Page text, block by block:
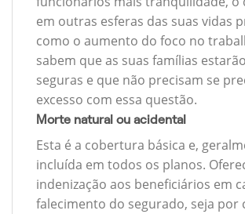
em outras esferas das suas vidas
como o aumento do foco no
sabem que as suas famílias
seguras e que não precisam se
excesso com essa questão.
Morte natural ou acidental
Esta é a cobertura básica e,
incluída em todos os planos.
indenização aos beneficiários em
falecimento do segurado, seja por